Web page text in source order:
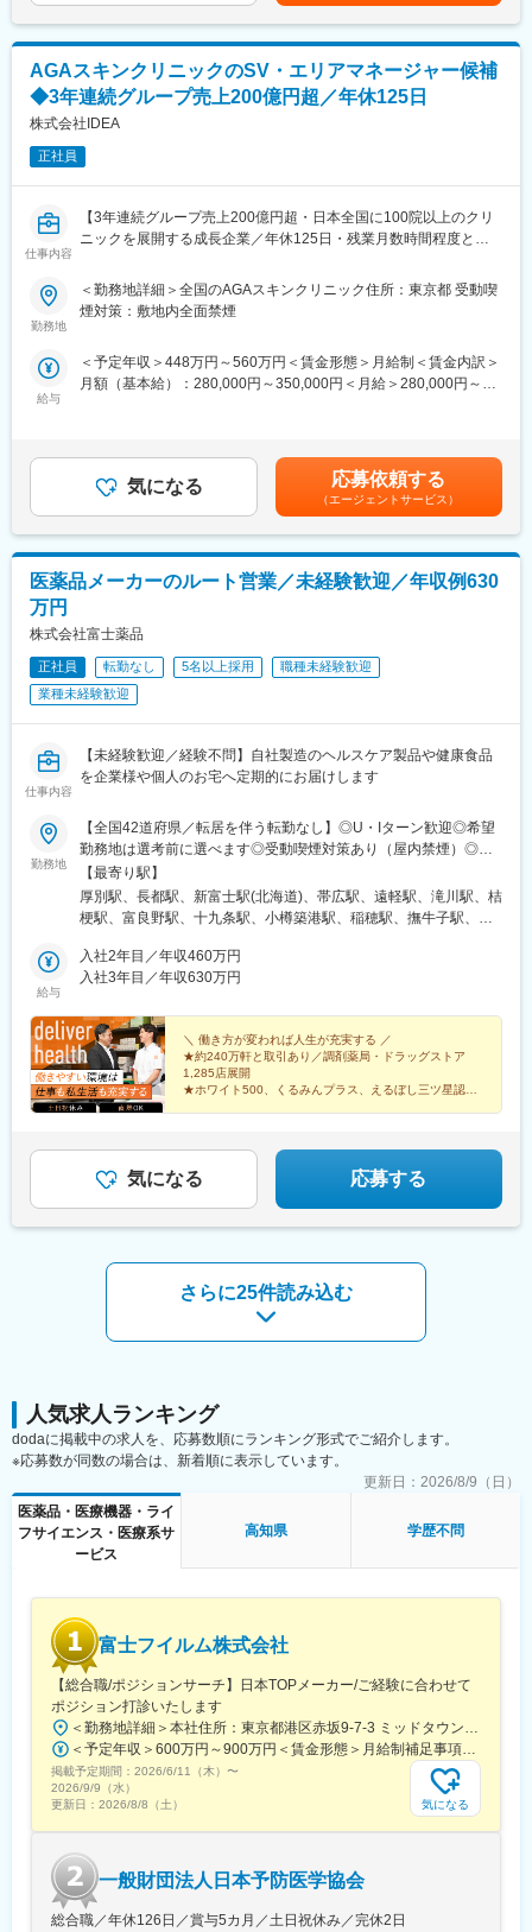
ご経験にもよりますが、基本的には座学研修を1週間実施したあ
と、営業同行やオペの見学を行いながら半年～1年ほどかけて教育
していきます。
▽働き方
製品特性上、緊急の呼び出しが基本的に発生せず、手術の立ち会
い頻度も少ないため、安定的に働くことができます。年間休日も
124日、退職金制度など福利厚生も充実しており、長期的に就業
できる環境です。
ョンも多様です。
■人財育成への積極投資
シミック・イニジオにとってサービス品質の源泉となるのは人財
です。
そのため人財育成・能力開発は重要施策と位置づけ、積極的な投
資を行っています。自己成長意欲を尊重し、業務直結の研修だけ
■家族も安心な手厚い福利厚生
できる制度があります。社員と社員のご家族が安心し、仕事もプ
ライベートも充実して活躍できるよう、福利厚生制度を整備して
ラスの借り上げ社宅制度や単身赴任のサポート制度を導入し、そ
の利用率も高水準となっています。
製薬企業での開発パイプラインの変化にともない、当社において
はオンコロジーをはじめスペシャリティ領域のプロジェクトが増
加しています。またスペシャリティ領域については社員の関心も
高く、これに応えるべく専門性の高い人財を育成するための社内
認定資格制度を設けています。現在はオンコロジー分野で「血液
がん」と「固形がん」の2つのコースが展開されています。
あります。月給(月額)は固定手当を含めた表記です。
AGAスキンクリニックのSV・エリアマネージャー候補
◆3年連続グループ売上200億円超／年休125日
株式会社IDEA
正社員
仕事内容
【3年連続グループ売上200億円超・日本全国に100院以上のクリ
ニックを展開する成長企業／年休125日・残業月数時間程度とメ
■業務内容：
全国に展開している発毛専門クリニック「AGAスキンクリニッ
※初任地に関しては、選考を通じてご希望をお伺いし、考慮した上
で決定いたします。
・クリニックスタッフの採用業務（面接など）
・受付スタッフの教育、指導、マネジメント
・本部会議への参加
・各種研修参加（年数回）
・各種トラブル対応（設備関連・クレーム）、改善対応
月に20日程度、管理している医院で勤務いたします。クリニック
方を募集いたします。
■勤務例：横浜のマネージャー候補の主な1日の流れ
10時 出社（横浜院、朝礼参加し、メールチェック、院責との
MTG）
13時 昼休憩
↓
16時 （上?である統括とMTG等）
↓
19時 帰宅
■当社について：
美容外科で利用される美容機器の卸販売・賃貸・メンテナンスを
行っており、各種医学会やセミナーにも積極的に出展し、国内・
◎2011年に医療コンサルティング会社と合併し、2012年10月よ
り医療に特化したコンサルティングを主軸とした事業を展開して
います。
◎クリニックでは、当社の受付スタッフやカウンセラーが実務面
をしっかりサポートいるため、既存店舗のサポートだけでなく新
も積極的にコンサルティング事業を展開する予定です。
勤務地
＜勤務地詳細＞全国のAGAスキンクリニック住所：東京都 受動喫
煙対策：敷地内全面禁煙
給与
＜予定年収＞448万円～560万円＜賃金形態＞月給制＜賃金内訳＞
月額（基本給）：280,000円～350,000円＜月給＞280,000円～
額であり、選考を通じて上下する可能性があります。月給(月額)は
固定手当を含めた表記です。
気になる 応募依頼する
（エージェントサービス）
医薬品メーカーのルート営業／未経験歓迎／年収例630
万円
株式会社富士薬品
正社員 転勤なし 5名以上採用
職種未経験歓迎
業種未経験歓迎
仕事内容
【未経験歓迎／経験不問】自社製造のヘルスケア製品や健康食品
を企業様や個人のお宅へ定期的にお届けします
勤務地
【全国42道府県／転居を伴う転勤なし】◎U・Iターン歓迎◎希望
勤務地は選考前に選べます◎受動喫煙対策あり（屋内禁煙）◎オ
ンライン面接実施中■北海道・東北北海道／青森／岩手／秋田／山
形／福島■関東茨城／栃木／群馬／神奈川／埼玉／千葉■北陸・甲
信越新潟／富山／石川／福井／長野／山梨■東海静岡／愛知／三重
広島／島根／岡山／山口／徳島／愛媛／香川■九州・沖縄福岡／大
分／宮崎／鹿児島／熊本／長崎／沖縄＜オンライン面接実施中＞
岡県静岡県島田市道悦3-14-2三島営業所：静岡県田方郡函南町肥
田字南中道476中津川営業所：岐阜県中津川市中津川字大西667-1
田辺営業所：和歌山県田辺市三栖字三反田130-5京都北営業所：京
都府京都市北区上賀茂向縄手町16滑川営業所：富山県滑川市柳原
字宮ノ東41-29※詳細は「会社概要」欄HPから
【最寄り駅】
厚別駅、長都駅、新富士駅(北海道)、帯広駅、遠軽駅、滝川駅、桔
梗駅、富良野駅、十九条駅、小樽築港駅、稲穂駅、撫牛子駅、羽
鹿島神宮駅、大宝駅、土浦駅、後台駅、黒磯駅、上今市駅、渋川
駅、太田駅(群馬県)、大森台駅、青堀駅、南与野駅、武蔵高萩駅、
駅、砺波駅、片原町駅(富山県)、速星駅、春江駅、水落駅、しんざ
駅、上越妙高駅、信州中野駅、附属中学前駅、切石駅、岩村田
駅、西上田駅、酒折駅、禾生駅、富士駅、古庄駅、半田駅、荒子
川公園駅、妙興寺駅、六軒駅(三重県)、霞ケ浦駅、光善寺駅、平野
駅(地下鉄)、久米田駅、ケーブル八幡宮山上駅、田村駅、唐崎駅、
出雲市駅、高野駅、西富井駅、周防下郷駅、櫛ケ浜駅、府中駅(徳
島県)、北久米駅、北宇和島駅、伏石駅、下曽根駅、高城駅、杵築
給与
入社2年目／年収460万円
入社3年目／年収630万円
＼ 働き方が変われば人生が充実する ／
★約240万軒と取引あり／調剤薬局・ドラッグストア
1,285店展開
★ホワイト500、くるみんプラス、えるぼし三ツ星認定
気になる 応募する
さらに25件読み込む
人気求人ランキング
dodaに掲載中の求人を、応募数順にランキング形式でご紹介します。
※応募数が同数の場合は、新着順に表示しています。
更新日： 2026/8/9（日）
医薬品・医療機器・ライ
フサイエンス・医療系サ
ービス
高知県 学歴不問
富士フイルム株式会社
【総合職/ポジションサーチ】日本TOPメーカー/ご経験に合わせて
ポジション打診いたします
＜勤務地詳細＞本社住所：東京都港区赤坂9-7-3 ミッドタウン・ウェスト勤務地最寄駅：東京メトロ日比谷線／都営大江戸線／六本木駅受動喫煙対策：敷地内全面禁煙
＜予定年収＞600万円～900万円＜賃金形態＞月給制補足事項なし＜賃金内訳＞月額（基本給）：300,000円～500,000円＜月給＞300,000円～500,000円＜昇給有無＞有＜残業手当＞有賃金はあくまでも目安の金額であり、選考を通じて上下する可能性があります。月給(月額)は固定手当を含めた表記です。
掲載予定期間： 2026/6/11（木） 〜
2026/9/9（水）
更新日： 2026/8/8（土） 気になる
一般財団法人日本予防医学協会
総合職／年休126日／賞与5カ月／土日祝休み／完休2日